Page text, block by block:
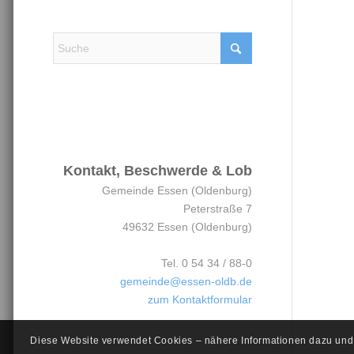
Kontakt, Beschwerde & Lob
Gemeinde Essen (Oldenburg)
Peterstraße 7
49632 Essen (Oldenburg)
Tel. 0 54 34 / 88-0
gemeinde@essen-oldb.de
zum Kontaktformular
Diese Website verwendet Cookies – nähere Informationen dazu